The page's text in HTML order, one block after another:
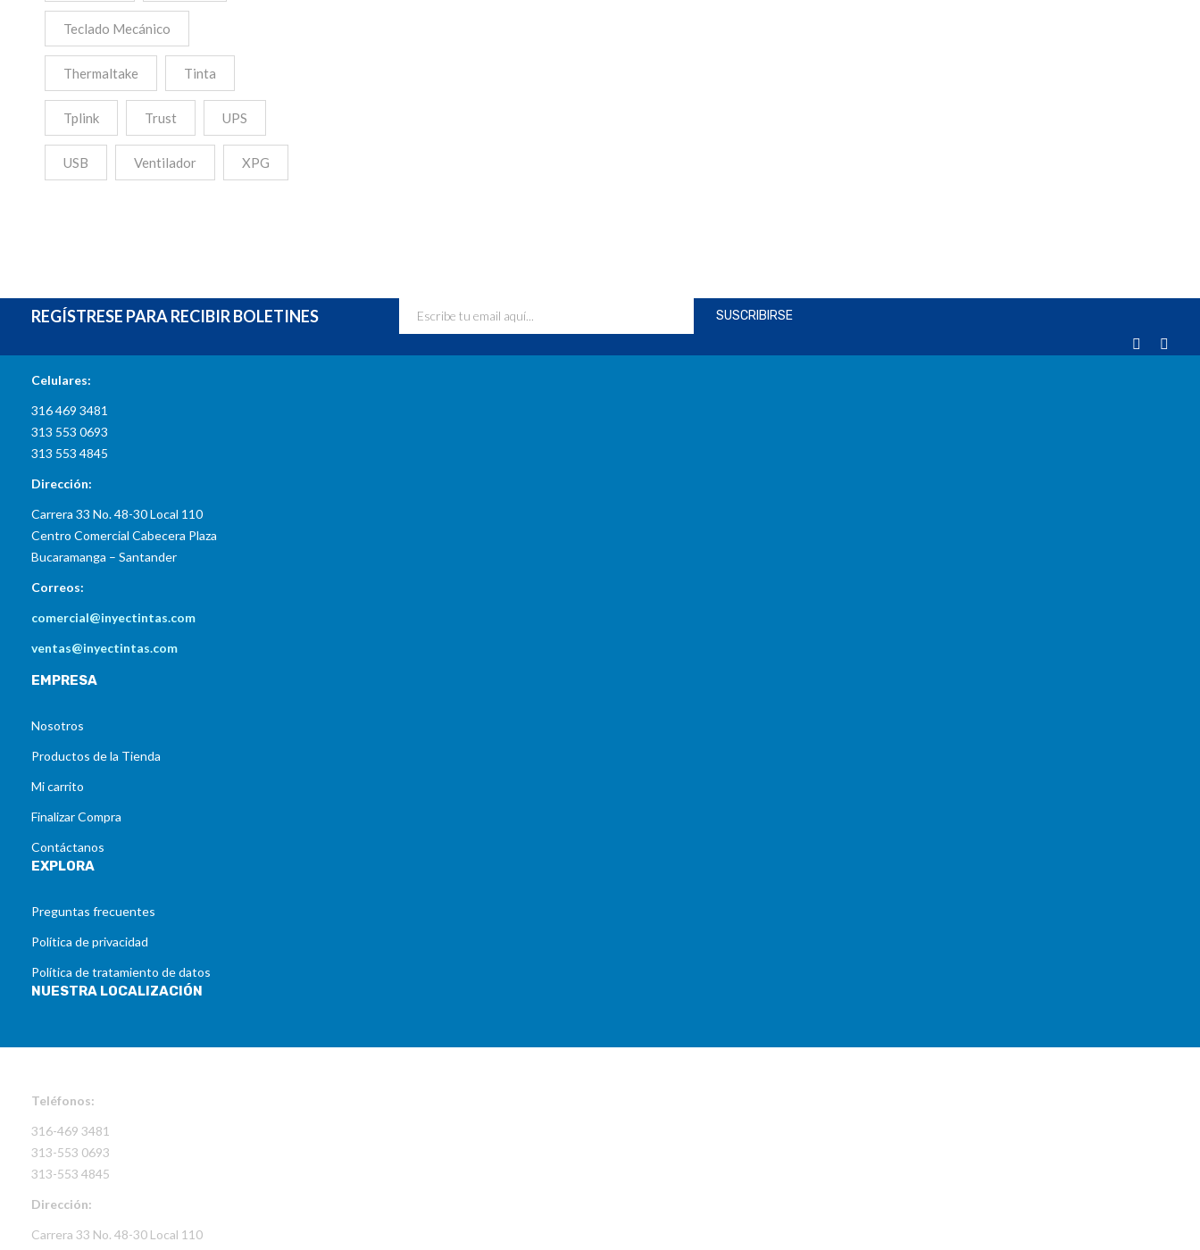
Teclado Mecánico
Thermaltake Tinta
Tplink Trust UPS
USB Ventilador XPG
REGÍSTRESE PARA RECIBIR BOLETINES
Celulares:
316 469 3481
313 553 0693
313 553 4845
Dirección:
Carrera 33 No. 48-30 Local 110
Centro Comercial Cabecera Plaza
Bucaramanga – Santander
Correos:
comercial@inyectintas.com
ventas@inyectintas.com
EMPRESA
Nosotros
Productos de la Tienda
Mi carrito
Finalizar Compra
Contáctanos
EXPLORA
Preguntas frecuentes
Política de privacidad
Política de tratamiento de datos
NUESTRA LOCALIZACIÓN
Teléfonos:
316-469 3481
313-553 0693
313-553 4845
Dirección:
Carrera 33 No. 48-30 Local 110